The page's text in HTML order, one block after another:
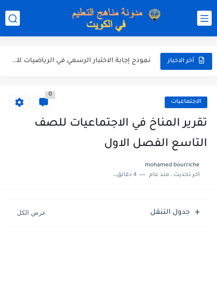
أخر الاخبار
نموذج إجابة الاختبار الرسمي في التربية الاسلامية للصف العاشر الفترة...
نموذج إجابة الاختبار الرسمي في الرياضيات للصف العاشر الفترة الثانية...
مذكرة شاملة في القران الكريم للصف الثاني عشر الفصل الثاني... الاجتماعيات
0
تقرير المناخ في الاجتماعيات للصف
التاسع الفصل الاول
mohamed bourriche
اخر تحديث :منذ عام 4 دقائق للقراءة
جدول التنقل